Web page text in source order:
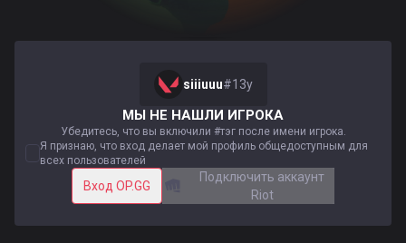
siiiuuu#13y
МЫ НЕ НАШЛИ ИГРОКА
Убедитесь, что вы включили #тэг после имени игрока.
Я признаю, что вход делает мой профиль общедоступным для
всех пользователей
Вход OP.GG
Подключить аккаунт
Riot